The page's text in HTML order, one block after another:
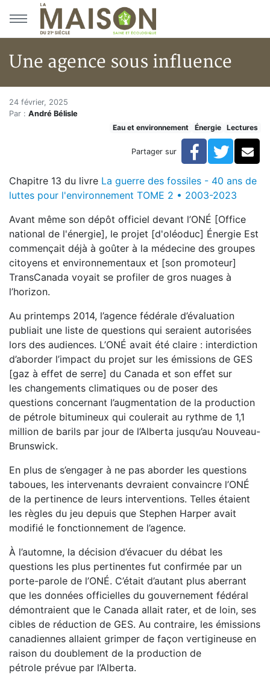
Aller au menu principal
Aller au contenu principal
Une agence sous influence
Accueil
Articles
Une agence sous influence
24 février, 2025
Par : André Bélisle
Eau et environnement
Énergie Lectures
Partager sur Facebook
Chapitre 13 du livre La guerre des fossiles - 40 ans de
luttes pour l'environnement TOME 2 • 2003-2023
Avant même son dépôt officiel devant l’ONÉ [Office
national de l'énergie], le projet­ [d'oléoduc] Énergie Est
commençait déjà à goûter à la médecine des groupes
citoyens et environnementaux et [son promoteur]
TransCanada voyait se profiler de gros nuages à
l’horizon.
Au printemps 2014, l’agence fédérale d’évaluation
publiait une liste de questions qui seraient autorisées
lors des audiences. L’ONÉ avait été claire : interdiction
d’aborder l’impact du projet sur les émissions de GES
[gaz à effet de serre] du Canada et son effet sur
les changements climatiques ou de poser des
questions concernant l’augmentation de la production
de pétrole bitumineux qui coulerait au rythme de 1,1
million de barils par jour de l’Alberta jusqu’au Nouveau-
Brunswick.
En plus de s’engager à ne pas aborder les questions
taboues, les intervenants devraient convaincre l’ONÉ
de la pertinence de leurs interventions. Telles étaient
les règles du jeu depuis que Stephen Harper avait
modifié le fonctionnement de l’agence.
À l’automne, la décision d’évacuer du débat les
questions les plus pertinentes fut confirmée par un
porte-parole de l’ONÉ. C’était d’autant plus aberrant
que les données officielles du gouvernement fédéral
démontraient que le Canada allait rater, et de loin, ses
cibles de réduction de GES. Au contraire, les émissions
canadiennes allaient grimper de façon vertigineuse en
raison du doublement de la production de
pétrole prévue par l’Alberta.